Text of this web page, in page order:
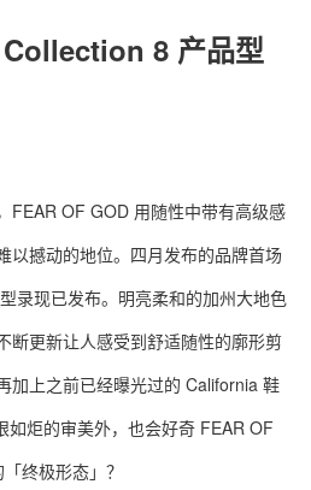
8 产品型
FEAR OF GOD 用随性中带有高级感
以撼动的地位。四月发布的品牌首场
录现已发布。明亮柔和的加州大地色
断更新让人感受到舒适随性的廓形剪
加上之前已经曝光过的 California 鞋
炬的审美外，也会好奇 FEAR OF
终极形态」？